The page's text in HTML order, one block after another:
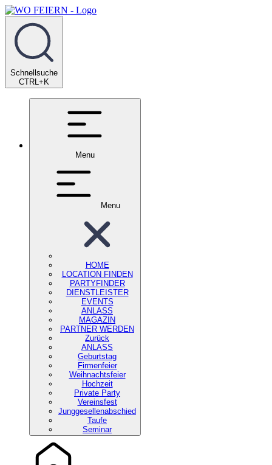
Schnellsuche
CTRL+K
Menu
Menu
HOME
LOCATION FINDEN
PARTYFINDER
DIENSTLEISTER
EVENTS
ANLASS
MAGAZIN
PARTNER WERDEN
Zurück
ANLASS
Geburtstag
Firmenfeier
Weihnachtsfeier
Hochzeit
Private Party
Vereinsfest
Junggesellenabschied
Taufe
Seminar